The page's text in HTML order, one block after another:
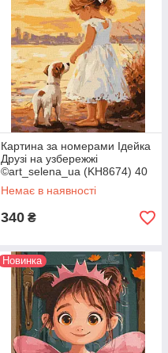
Картина за номерами Ідейка
Друзі на узбережжі
©art_selena_ua (KH8674) 40
х 50 см
Немає в наявності
340 ₴
Новинка